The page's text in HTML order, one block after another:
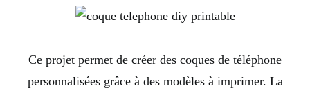
Ce projet permet de créer des coques de téléphone
personnalisées grâce à des modèles à imprimer. La